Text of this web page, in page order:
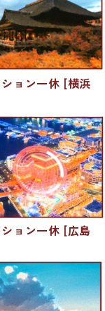
ョン一休 [横浜
ョン一休 [広島